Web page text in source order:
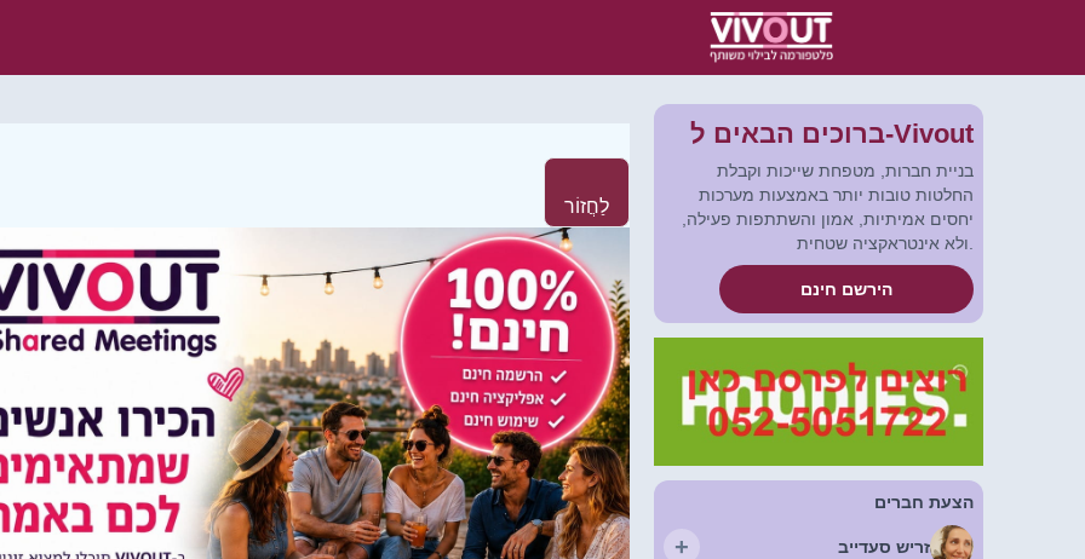
לַחֲזוֹר
ברוכים הבאים ל-Vivout
בניית חברות, מטפחת שייכות וקבלת
החלטות טובות יותר באמצעות מערכות
יחסים אמיתיות, אמון והשתתפות פעילה,
הירשם חינם
הצעת חברים
זריש סעדייב +